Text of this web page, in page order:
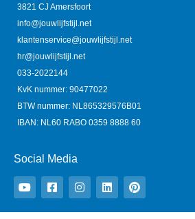
3821 CJ Amersfoort
info@jouwlijfstijl.net
klantenservice@jouwlijfstijl.net
hr@jouwlijfstijl.net
033-2022144
KvK nummer: 90477022
BTW nummer: NL865329576B01
IBAN: NL60 RABO 0359 8888 60
Social Media
o
u
t
u
a
c
e
b
n
s
t
a
i
n
k
e
i
n
t
e